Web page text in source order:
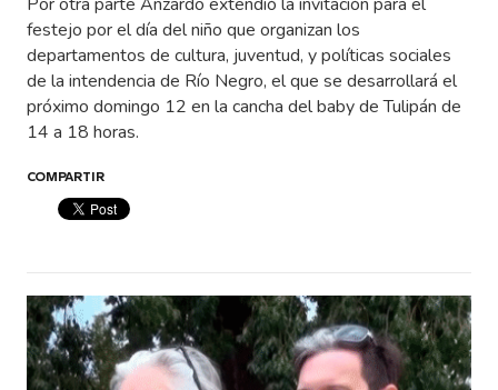
festejo por el día del niño que organizan los
departamentos de cultura, juventud, y políticas sociales
de la intendencia de Río Negro, el que se desarrollará el
próximo domingo 12 en la cancha del baby de Tulipán de
14 a 18 horas.
COMPARTIR